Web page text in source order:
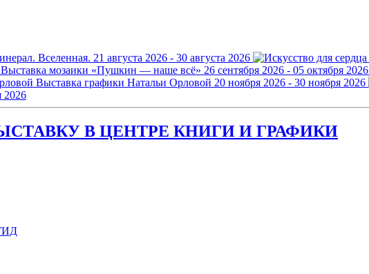
Вселенная. 21 августа 2026 - 30 августа 2026
Выставка мозаики «Пушкин — наше всё» 26 сентября 2026 - 05 октября 2026
Выставка графики Натальи Орловой 20 ноября 2026 - 30 ноября 2026
2026
В ЦЕНТРЕ КНИГИ И ГРАФИКИ